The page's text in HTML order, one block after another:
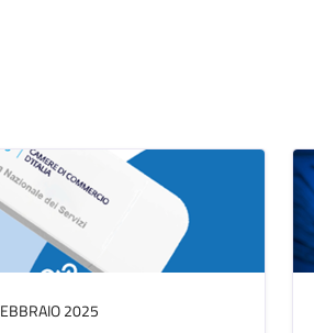
2025